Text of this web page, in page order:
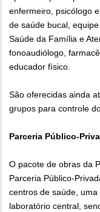
enfermeiro, psicólogo
de saúde bucal,
Saúde da Família e
fonoaudiólogo,
educador físico.
São oferecidas ainda
grupos para controle
Parceria Público-
O pacote de obras da
Parceria Público-
centros de saúde,
laboratório central,